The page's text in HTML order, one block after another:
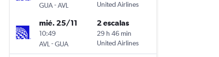
GUA-AVL
United Airlines
mié. 25/11
10:49
AVL -GUA
2 escalas
29 h 46 min
United Airlines